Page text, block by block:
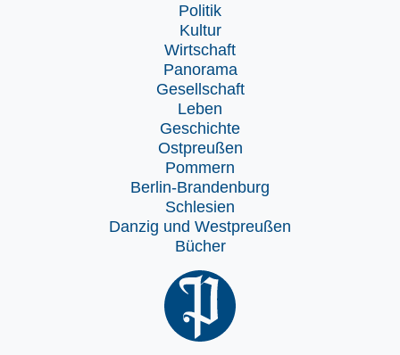
Politik
Kultur
Wirtschaft
Panorama
Gesellschaft
Leben
Geschichte
Ostpreußen
Pommern
Berlin-Brandenburg
Schlesien
Danzig und Westpreußen
Bücher